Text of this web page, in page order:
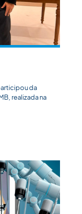
da
realizada na